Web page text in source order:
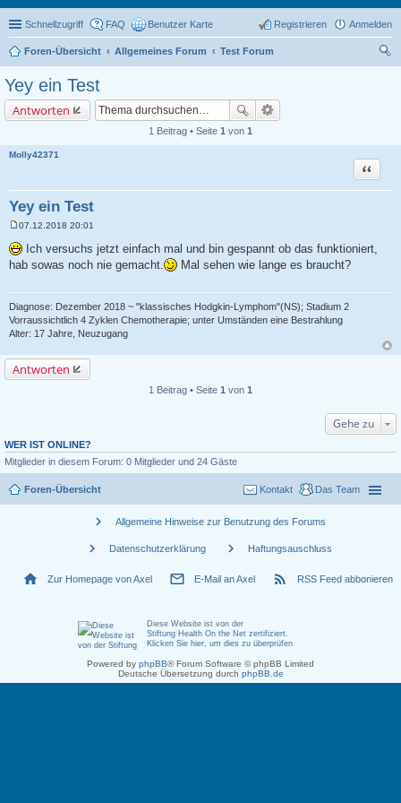
Schnellzugriff FAQ Benutzer Karte Anmelden
Registrieren
Foren-Übersicht Allgemeines Forum
Test Forum
Yey ein Test
Antworten
1 Beitrag • Seite 1 von 1
Molly42371
Yey ein Test
Zitat
e
i
t
07.12.2018 20:01
Ich versuchs jetzt einfach mal und bin gespannt ob das funktioniert,
hab sowas noch nie gemacht.
Mal sehen wie lange es braucht?
Diagnose: Dezember 2018 ~ "klassisches Hodgkin-Lymphom"(NS); Stadium 2
Vorraussichtlich 4 Zyklen Chemotherapie; unter Umständen eine Bestrahlung
Alter: 17 Jahre, Neuzugang
Antworten
1 Beitrag • Seite 1 von 1
Gehe zu
WER IST ONLINE?
Mitglieder in diesem Forum: 0 Mitglieder und 24 Gäste
Foren-Übersicht Das Team
Kontakt
chevron_right Allgemeine Hinweise zur Benutzung des Forums
chevron_right Datenschutzerklärung chevron_right Haftungsauschluss
home Zur Homepage von Axel mail_outline E-Mail an Axel rss_feed RSS Feed abbonieren
Diese Website ist von der
Stiftung Health On the Net zertifiziert
Klicken Sie hier, um dies zu überprüfen
Powered by phpBB® Forum Software © phpBB Limited
Deutsche Übersetzung durch phpBB.de